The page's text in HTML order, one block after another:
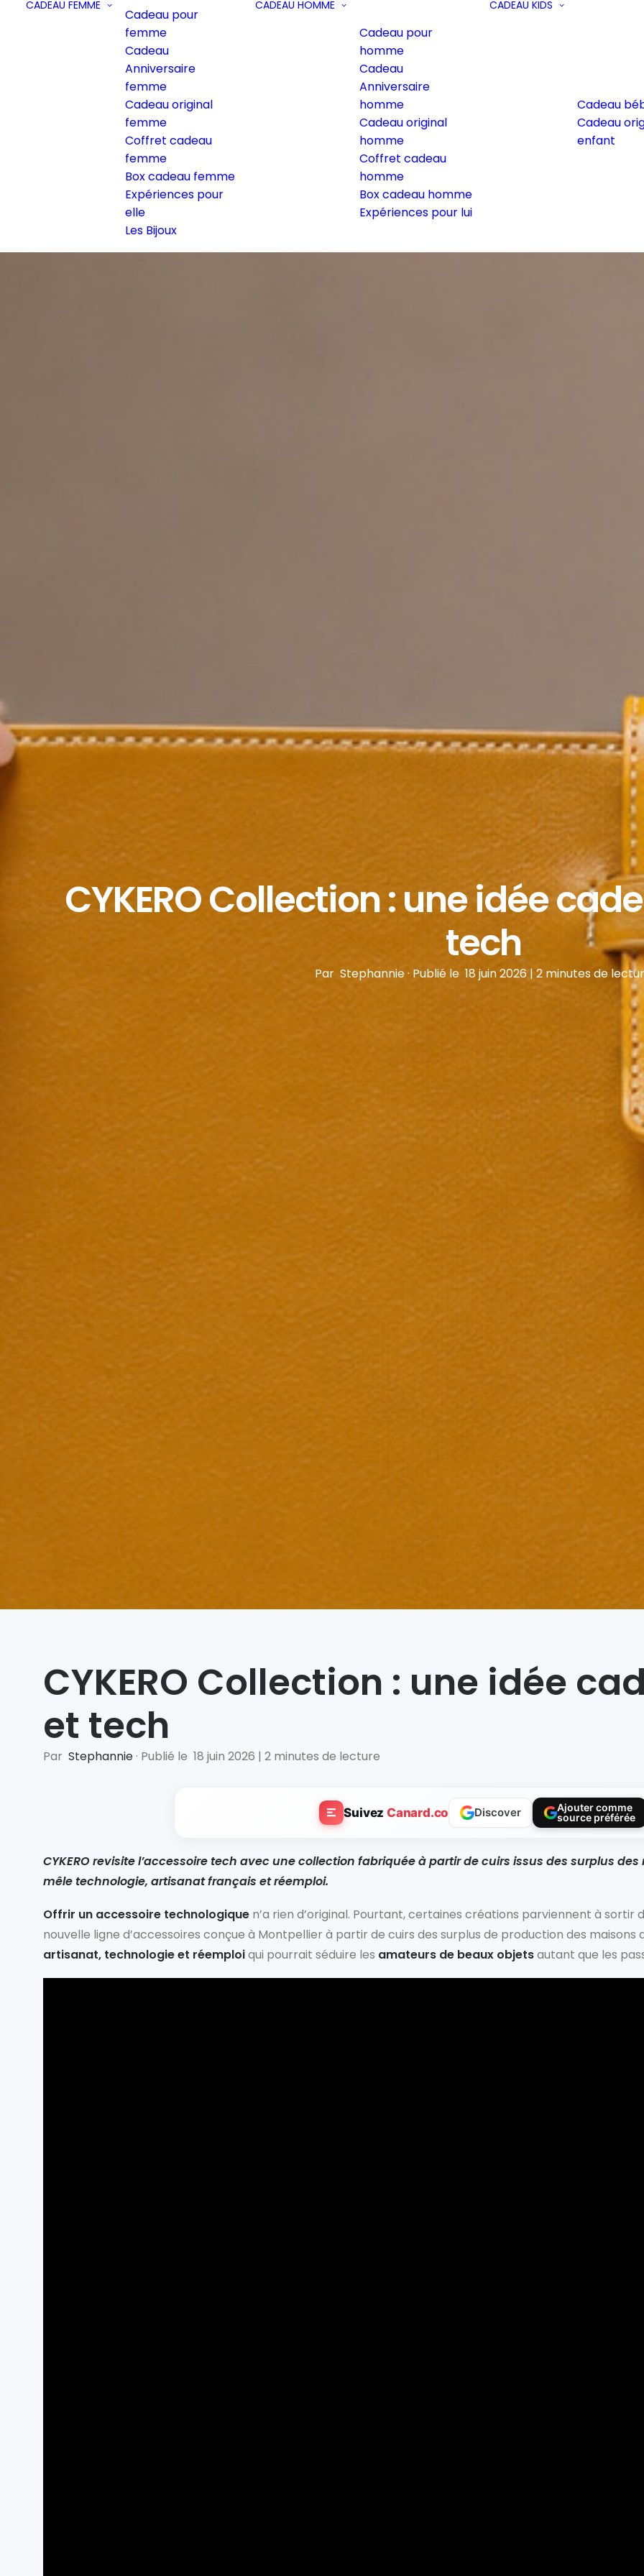
CADEAU FEMME
Cadeau pour
femme
Cadeau
Anniversaire
femme
Cadeau original
femme
Coffret cadeau
femme
Box cadeau femme
Expériences pour
elle
Les Bijoux
CADEAU HOMME
Cadeau pour
homme
Cadeau
Anniversaire
homme
Cadeau original
homme
Coffret cadeau
homme
Box cadeau homme
Expériences pour lui
CADEAU KIDS
Cadeau
Cadeau
enfant
CYKERO Collection : une idée
tech
Par Stephannie· Publié le 18 juin 2026 | 2 minutes de
CYKERO Collection : une idée
et tech
Par Stephannie · Publié le 18 juin 2026 | 2 minutes de lecture
Suivez Canard.co Discover
Ajouter comme
source préférée
CYKERO revisite l’accessoire tech avec une collection fabriquée à partir de cuirs issus des surplus
mêle technologie, artisanat français et réemploi.
Offrir un accessoire technologique n’a rien d’original. Pourtant, certaines créations parviennent à sortir
nouvelle ligne d’accessoires conçue à Montpellier à partir de cuirs des surplus de production des maisons
artisanat, technologie et réemploiqui pourrait séduire les amateurs de beaux objetsautant que les